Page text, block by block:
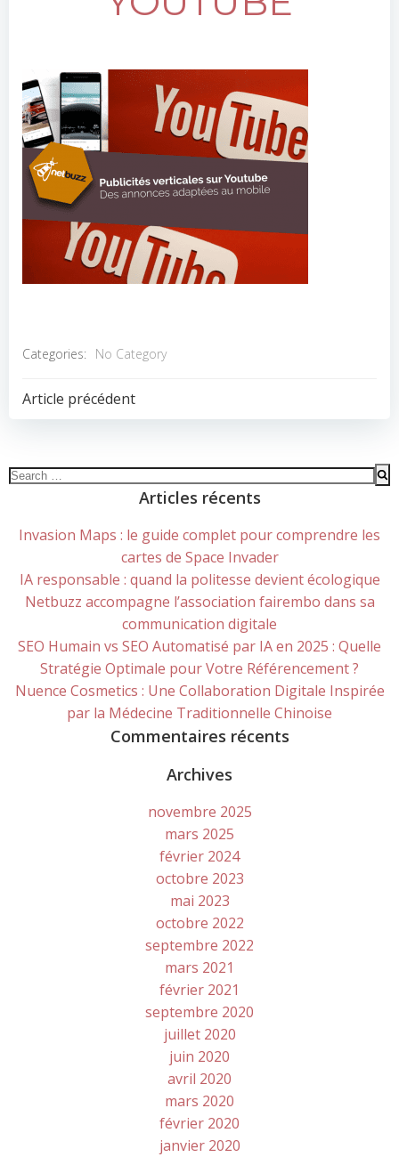
Categories: No Category
POST
Article précédent
Search
Articles récents
Invasion Maps : le guide complet pour comprendre les
cartes de Space Invader
IA responsable : quand la politesse devient écologique
Netbuzz accompagne l’association fairembo dans sa
communication digitale
SEO Humain vs SEO Automatisé par IA en 2025 : Quelle
Stratégie Optimale pour Votre Référencement ?
Nuence Cosmetics : Une Collaboration Digitale Inspirée
par la Médecine Traditionnelle Chinoise
Commentaires récents
Archives
novembre 2025
mars 2025
février 2024
octobre 2023
mai 2023
octobre 2022
septembre 2022
mars 2021
février 2021
septembre 2020
juillet 2020
juin 2020
avril 2020
mars 2020
février 2020
janvier 2020